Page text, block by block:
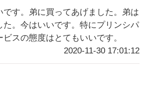
です。弟に買ってあげました。弟は
た。今はいいです。特にプリンシパ
スの態度はとてもいいです。
2020-11-30 17:01:12